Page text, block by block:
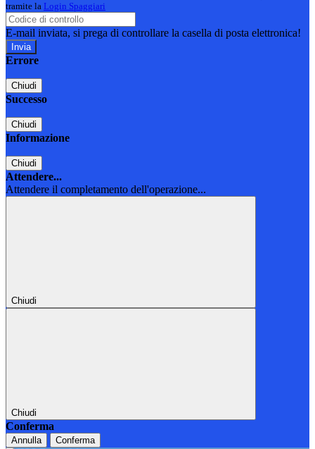
tramite la Login Spaggiari
E-mail inviata, si prega di controllare la casella di posta elettronica!
Errore
Chiudi
Successo
Chiudi
Informazione
Chiudi
Attendere...
Attendere il completamento dell'operazione...
Chiudi
Chiudi
Conferma
Annulla Conferma